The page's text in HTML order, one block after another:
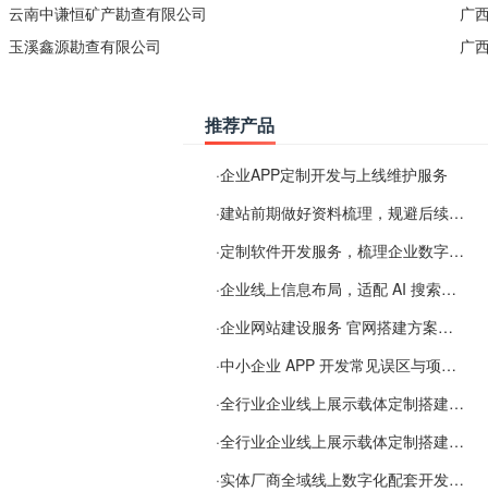
云南中谦恒矿产勘查有限公司
玉溪鑫源勘查有限公司
广
广
推荐产品
·企业APP定制开发与上线维护服务
·建站前期做好资料梳理，规避后续各类使用难题
·定制软件开发服务，梳理企业数字化落地常见难点
·企业线上信息布局，适配 AI 搜索需要留意这些要点
·企业网站建设服务 官网搭建方案经验分享
·中小企业 APP 开发常见误区与项目规划实用经验
·全行业企业线上展示载体定制搭建服务
·全行业企业线上展示载体定制搭建服务
·实体厂商全域线上数字化配套开发与地域检索优化服务